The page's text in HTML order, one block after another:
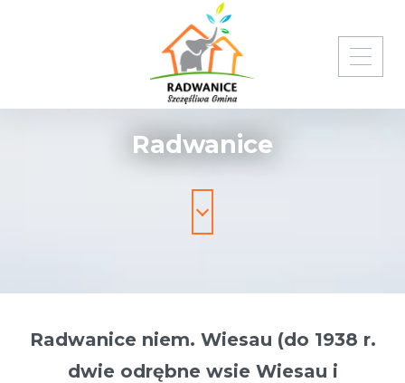
Gmina Radwanice
Radwanice
Radwanice niem. Wiesau (do 1938 r.
dwie odrębne wsie Wiesau i